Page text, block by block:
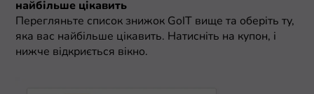
найбільше цікавить
Перегляньте список знижок GoIT вище та оберіть ту,
яка вас найбільше цікавить. Натисніть на купон, і
нижче відкриється вікно.